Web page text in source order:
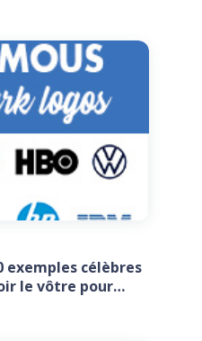
célèbres
le vôtre pour